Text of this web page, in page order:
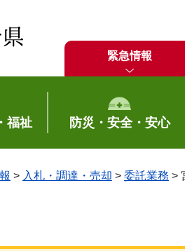
緊急情報
福祉 防災・安全・安心
> 入札・調達・売却 > 委託業務 >